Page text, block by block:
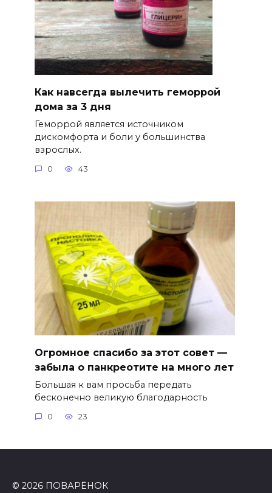
Как навсегда вылечить геморрой
дома за 3 дня
Геморрой является источником
дискомфорта и боли у большинства
взрослых.
0 43
Огромное спасибо за этот совет —
забыла о панкреотите на много лет
Большая к вам просьба передать
бесконечно великую благодарность
0 23
© 2026 ПОВАРЁНОК